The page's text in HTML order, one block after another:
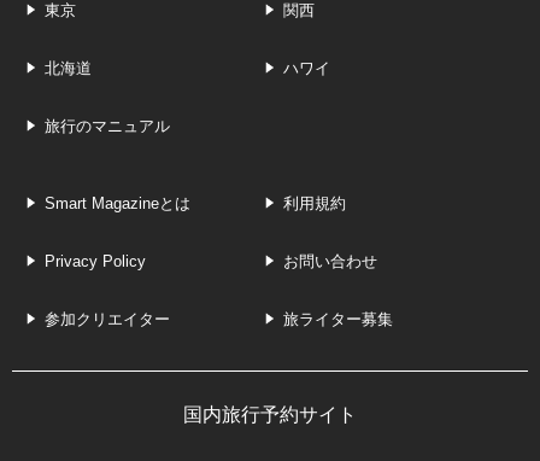
東京 関西
北海道 ハワイ
旅行のマニュアル
Smart Magazineとは 利用規約
Privacy Policy お問い合わせ
参加クリエイター 旅ライター募集
国内旅行予約サイト